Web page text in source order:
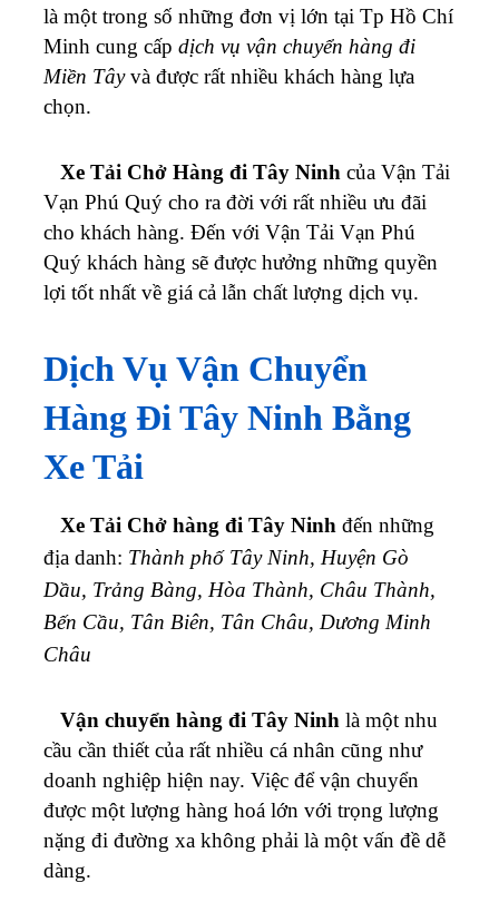
là một trong số những đơn vị lớn tại Tp Hồ Chí
Minh cung cấp dịch vụ vận chuyển hàng đi
Miền Tâyvà được rất nhiều khách hàng lựa
chọn.
Xe Tải Chở Hàng đi Tây Ninh của Vận Tải
Vạn Phú Quý cho ra đời với rất nhiều ưu đãi
cho khách hàng. Đến với Vận Tải Vạn Phú
Quý khách hàng sẽ được hưởng những quyền
lợi tốt nhất về giá cả lẫn chất lượng dịch vụ.
Dịch Vụ Vận Chuyển
Hàng Đi Tây Ninh Bằng
Xe Tải
Xe Tải Chở hàng đi Tây Ninh đến những
địa danh: Thành phố Tây Ninh, Huyện Gò
Dầu, Trảng Bàng, Hòa Thành, Châu Thành,
Bến Cầu, Tân Biên, Tân Châu, Dương Minh
Châu
Vận chuyển hàng đi Tây Ninh là một nhu
cầu cần thiết của rất nhiều cá nhân cũng như
doanh nghiệp hiện nay. Việc để vận chuyển
được một lượng hàng hoá lớn với trọng lượng
nặng đi đường xa không phải là một vấn đề dễ
dàng.